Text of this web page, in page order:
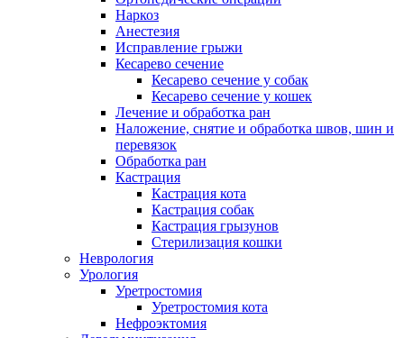
Наркоз
Анестезия
Исправление грыжи
Кесарево сечение
Кесарево сечение у собак
Кесарево сечение у кошек
Лечение и обработка ран
Наложение, снятие и обработка швов, шин и
перевязок
Обработка ран
Кастрация
Кастрация кота
Кастрация собак
Кастрация грызунов
Стерилизация кошки
Неврология
Урология
Уретростомия
Уретростомия кота
Нефроэктомия